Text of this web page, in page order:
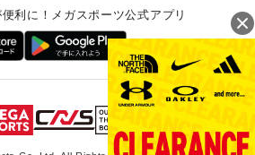
利に！メガスポーツ公式アプリ